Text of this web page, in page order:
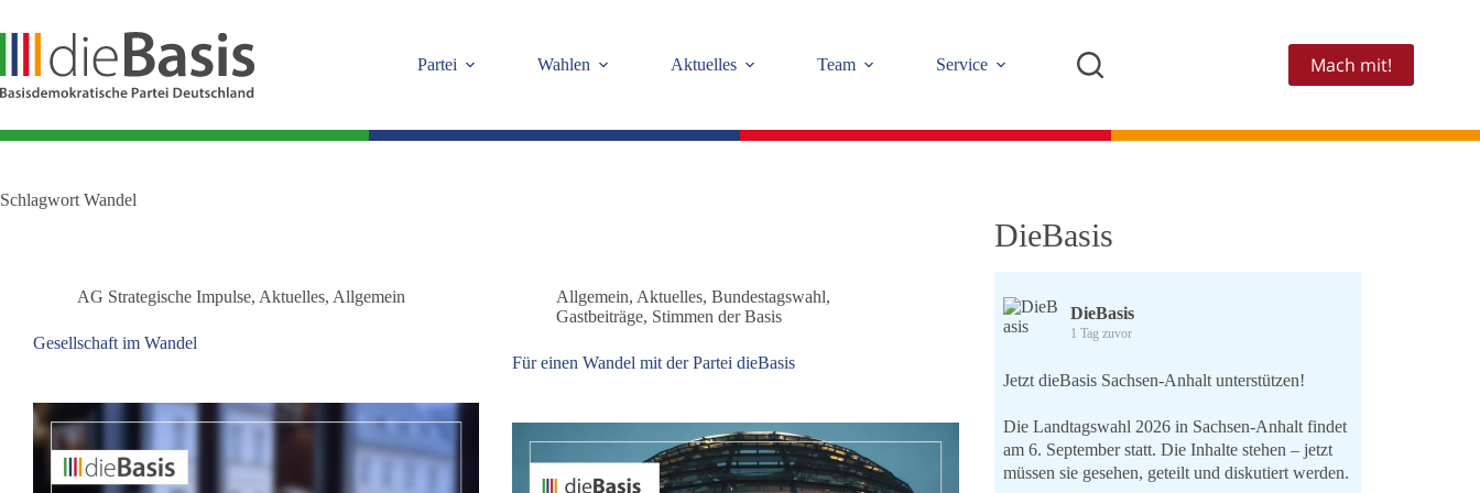
springen
Partei
Wahlen Aktuelles Team Service Mach mit!
Schlagwort Wandel
AG Strategische Impulse, Aktuelles, Allgemein
Gesellschaft im Wandel
Allgemein, Aktuelles,Bundestagswahl,
Gastbeiträge, Stimmen der Basis
Für einen Wandel mit der Partei dieBasis
DieBasis
DieBasis
1 Tag zuvor
Jetzt dieBasis Sachsen-Anhalt unterstützen!
Die Landtagswahl 2026 in Sachsen-Anhalt findet
am 6. September statt. Die Inhalte stehen – jetzt
müssen sie gesehen, geteilt und diskutiert werden.